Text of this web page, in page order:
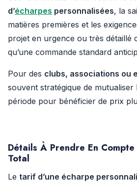
d’écharpes personnalisées, la
matières premières et les
projet en urgence ou très détaillé
qu’une commande standard
Pour des clubs, associations ou
souvent stratégique de mutualiser
période pour bénéficier de prix
Détails À Prendre En Compte
Total
Le tarif d’une écharpe